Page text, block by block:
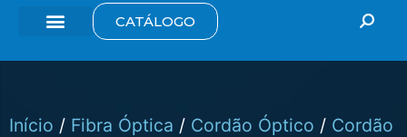
CATÁLOGO
Início / Fibra Óptica / Cordão Óptico / Cordão